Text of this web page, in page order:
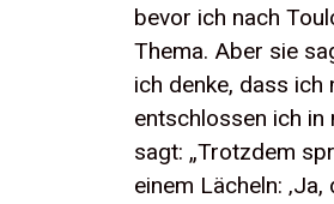
bevor ich nach
Thema. Aber sie
ich denke, dass
entschlossen ich in
sagt: „Trotzdem
einem Lächeln: